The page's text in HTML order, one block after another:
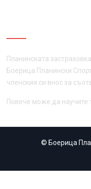
Планинската
Боерица Планински
членския си внос за
Повече може да научите
© Боерица